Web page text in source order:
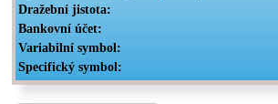
Dražební jistota:
Bankovní účet:
Variabilní symbol:
Specifický symbol: